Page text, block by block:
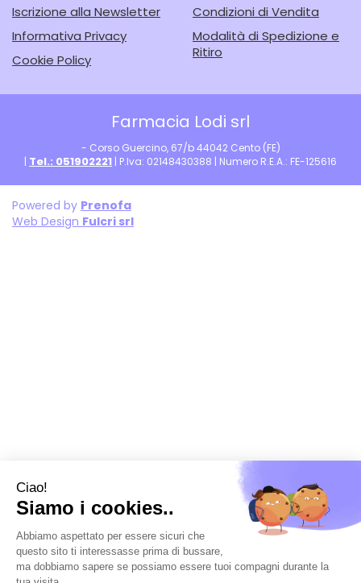
Iscrizione alla Newsletter
Informativa Privacy
Cookie Policy
Condizioni di Vendita
Modalità di Spedizione e
Ritiro
Farmacia Lodi srl
- Corso Guercino, 67/b 44042 Cento (FE)
| Tel.: 051902221 | P.Iva: 02148430388 | Numero R.E.A.: FE-125616
Powered by Prenofa
Web Design Fulcri srl